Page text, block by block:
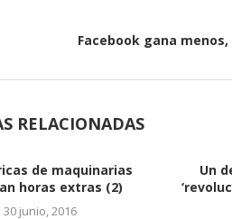
Facebook gana
RELACIONADAS